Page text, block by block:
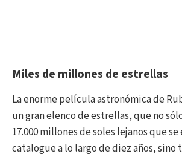
Miles de millones de estrellas
La enorme película astronómica de
un gran elenco de estrellas, que no
17.000 millones de soles lejanos que
catalogue a lo largo de diez años, sino